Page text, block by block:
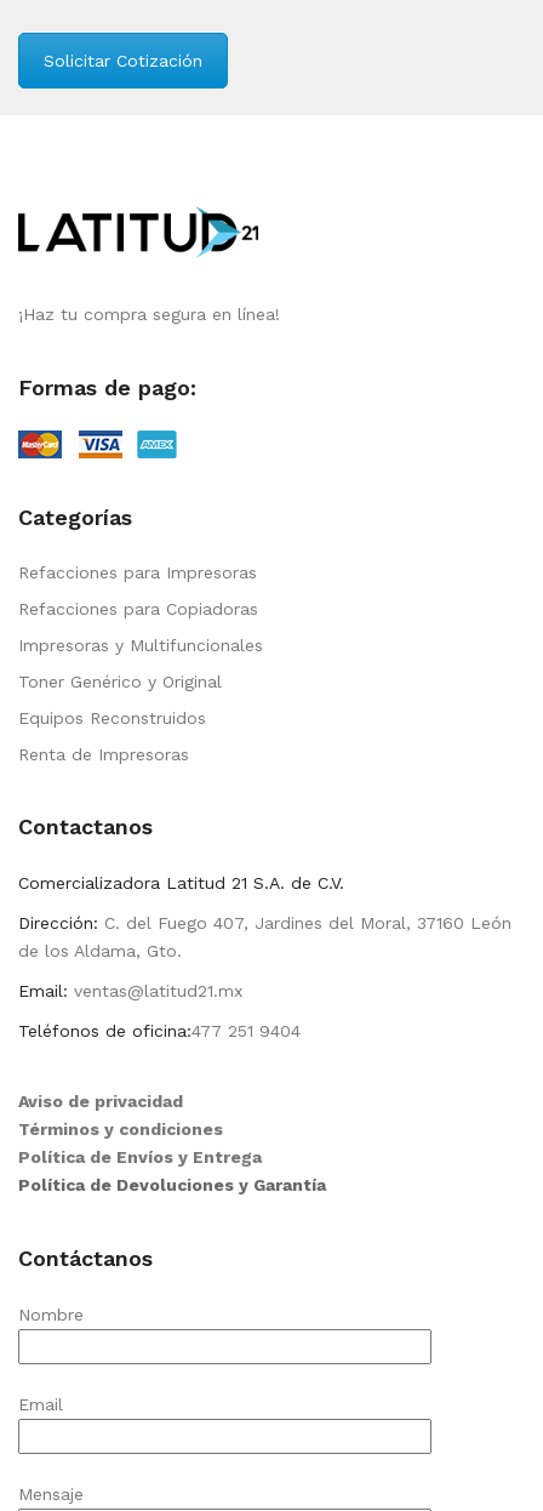
Solicitar Cotización
¡Haz tu compra segura en línea!
Formas de pago:
Categorías
Refacciones para Impresoras
Refacciones para Copiadoras
Impresoras y Multifuncionales
Toner Genérico y Original
Equipos Reconstruidos
Renta de Impresoras
Contactanos
Comercializadora Latitud 21 S.A. de C.V.
Dirección: C. del Fuego 407, Jardines del Moral, 37160 León
de los Aldama, Gto.
Email: ventas@latitud21.mx
Teléfonos de oficina:477 251 9404
Aviso de privacidad
Términos y condiciones
Política de Envíos y Entrega
Política de Devoluciones y Garantía
Contáctanos
Nombre
Email
Mensaje